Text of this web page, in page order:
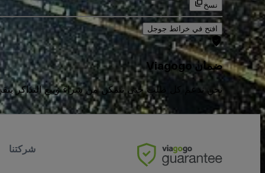
نسخ
افتح في خرائط جوجل
ضمان Viagogo
نحن ندعم كل طلب حتى تتمكن من شراء وبيع التذاكر بثقة
شركتنا